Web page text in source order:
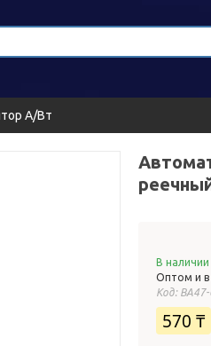
А/Вт
В наличии
Оптом и в
Код:
570 ₸